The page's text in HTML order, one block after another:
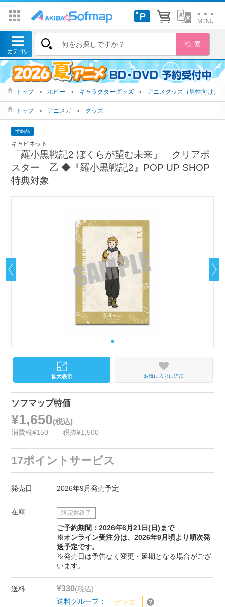
トップ ＞ ホビー ＞ キャラクターグッズ ＞ アニメグッズ（男性向け）
トップ ＞ アニメガ ＞ グッズ
予約品
キャビネット
「羅小黒戦記2 ぼくらが望む未来」 クリアポ
スター 乙 ◆『羅小黒戦記2』POP UP SHOP
特典対象
お気に入りに追加
ソフマップ特価
¥1,650(税込)
消費税¥150 税抜¥1,500
17ポイントサービス
発売日 2026年9月発売予定
在庫 限定数終了
ご予約期間：2026年6月21日(日)まで
※オンライン受注分は、2026年9月頃より順次発
送予定です。
※発売日は予告なく変更・延期となる場合がござ
います。
送料 ¥330(税込)
送料グループ：
グッズ